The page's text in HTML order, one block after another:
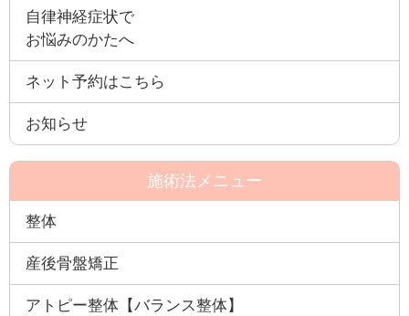
自律神経症状で
お悩みのかたへ
ネット予約はこちら
お知らせ
施術法メニュー
整体
産後骨盤矯正
アトピー整体【バランス整体】